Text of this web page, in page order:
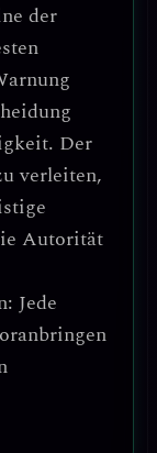
der
Der
verleiten,
Autorität
Jede